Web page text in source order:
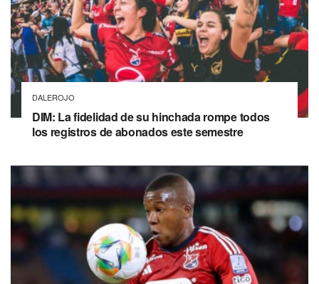
DALEROJO
DIM: La fidelidad de su hinchada rompe todos
los registros de abonados este semestre